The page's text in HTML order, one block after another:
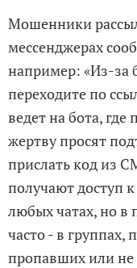
Мошенники
мессенджерах
например: «Из-за
переходите по
ведет на бота,
жертву просят
прислать код из
получают доступ
любых чатах, но в
часто - в
пропавших или